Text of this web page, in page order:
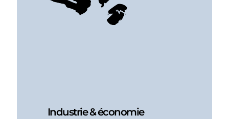
Industrie & économie